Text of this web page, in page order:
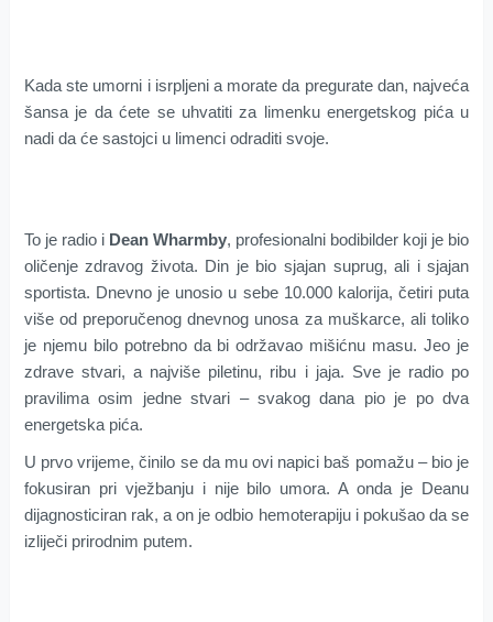
Kada ste umorni i isrpljeni a morate da pregurate dan, najveća
šansa je da ćete se uhvatiti za limenku energetskog pića u
nadi da će sastojci u limenci odraditi svoje.
To je radio i Dean Wharmby, profesionalni bodibilder koji je bio
oličenje zdravog života. Din je bio sjajan suprug, ali i sjajan
sportista. Dnevno je unosio u sebe 10.000 kalorija, četiri puta
više od preporučenog dnevnog unosa za muškarce, ali toliko
je njemu bilo potrebno da bi održavao mišićnu masu. Jeo je
zdrave stvari, a najviše piletinu, ribu i jaja. Sve je radio po
pravilima osim jedne stvari – svakog dana pio je po dva
energetska pića.
U prvo vrijeme, činilo se da mu ovi napici baš pomažu – bio je
fokusiran pri vježbanju i nije bilo umora. A onda je Deanu
dijagnosticiran rak, a on je odbio hemoterapiju i pokušao da se
izliječi prirodnim putem.